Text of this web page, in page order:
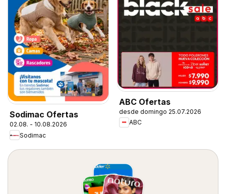
Sodimac Ofertas
02.08. - 10.08.2026
Sodimac
ABC Ofertas
desde domingo 25.07.2026
ABC